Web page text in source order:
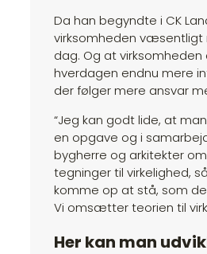
Da han begyndte i CK
virksomheden væsentligt
dag. Og at virksomheden
hverdagen endnu mere
der følger mere ansvar
“Jeg kan godt lide, at
en opgave og i
bygherre og arkitekter
tegninger til virkelighed,
komme op at stå, som
Vi omsætter teorien til
Her kan man